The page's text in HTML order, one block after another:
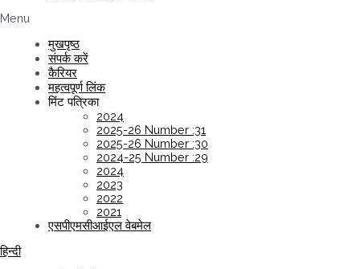
Menu
मुखपृष्ठ
संपर्क करें
कैरियर
महत्वपूर्ण लिंक
मिंट पत्रिका
2024
2025-26 Number :31
2025-26 Number :30
2024-25 Number :29
2024
2023
2022
2021
एसपीएमसीआईएल वेबमेल
हिन्दी